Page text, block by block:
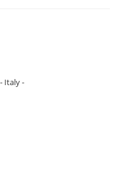
- Italy -